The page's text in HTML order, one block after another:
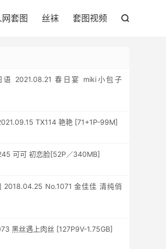
套图 丝袜 套图视频 
语 2021.08.21 春日宴 miki小包子
TX114 艳艳 [71+1P-99M]
可可 初恋脸[52P／340MB]
2018.04.25 No.1071 金佳佳 清纯俏
黑丝遇上肉丝 [127P9V-1.75GB]